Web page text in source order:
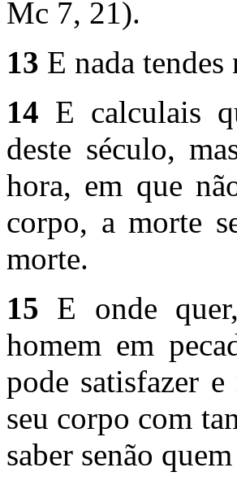
Mc 7, 21).
13 E nada
14 E calculais
deste século,
hora, em que
corpo, a morte
morte.
15 E onde
homem em
pode satisfazer
seu corpo com
saber senão